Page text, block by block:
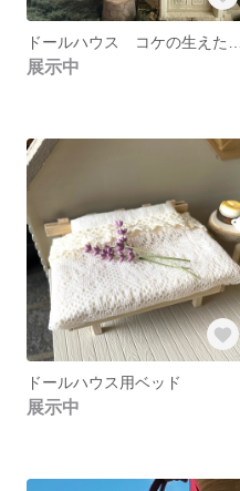
展示中
ドールハウス用ベッド
展示中